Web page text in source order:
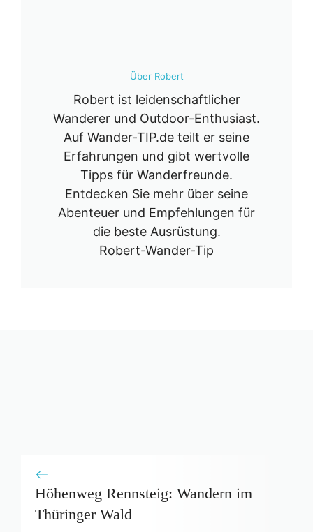
Über Robert
Robert ist leidenschaftlicher
Wanderer und Outdoor-Enthusiast.
Auf Wander-TIP.de teilt er seine
Erfahrungen und gibt wertvolle
Tipps für Wanderfreunde.
Entdecken Sie mehr über seine
Abenteuer und Empfehlungen für
die beste Ausrüstung.
Robert-Wander-Tip
Höhenweg Rennsteig: Wandern im
Thüringer Wald